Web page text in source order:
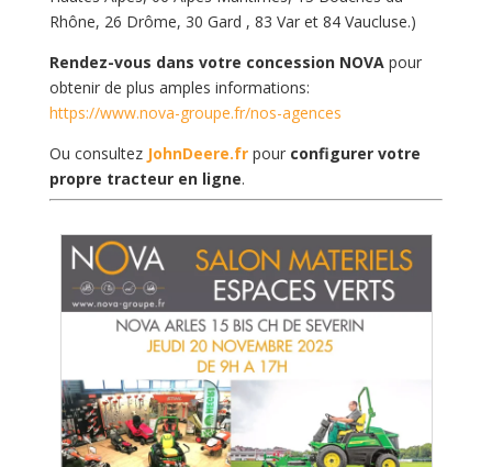
Rhône, 26 Drôme, 30 Gard , 83 Var et 84 Vaucluse.)
Rendez-vous dans votre concession NOVA pour
obtenir de plus amples informations:
https://www.nova-groupe.fr/nos-agences
Ou consultez JohnDeere.fr pour configurer votre
propre tracteur en ligne.